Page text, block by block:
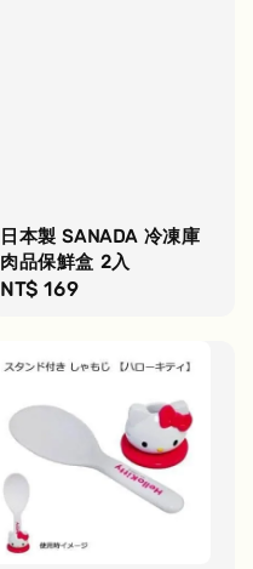
日本製 SANADA 冷凍庫
肉品保鮮盒 2入
Regular
NT$ 169